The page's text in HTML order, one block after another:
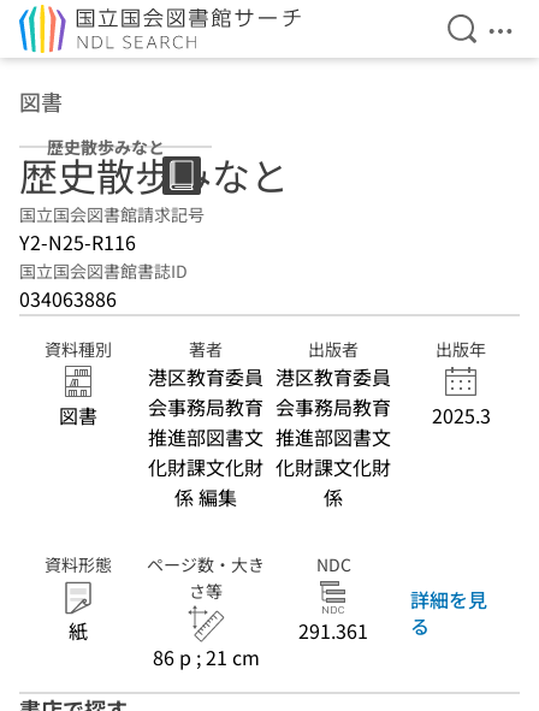
検索を
メ
図書
歴史散歩みなと
歴史散歩みなと
国立国会図書館請求記号
Y2-N25-R116
国立国会図書館書誌ID
034063886
資料種別
図書
著者
港区教育委員
会事務局教育
推進部図書文
化財課文化財
係 編集
出版者
港区教育委員
会事務局教育
推進部図書文
化財課文化財
係
出版年
2025.3
資料形態
紙
ページ数・大き
さ等
86 p ; 21 cm
NDC
291.361
詳細を見
る